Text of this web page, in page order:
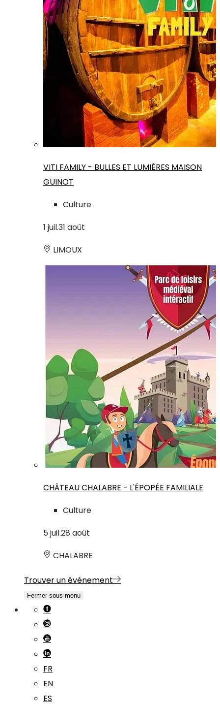
VITI FAMILY - BULLES ET LUMIÈRES MAISON
GUINOT
Culture
1 juil.31 août
LIMOUX
CHÂTEAU CHALABRE - L'ÉPOPÉE FAMILIALE
Culture
5 juil.28 août
CHALABRE
Trouver un événement
Fermer sous-menu
FR
EN
ES